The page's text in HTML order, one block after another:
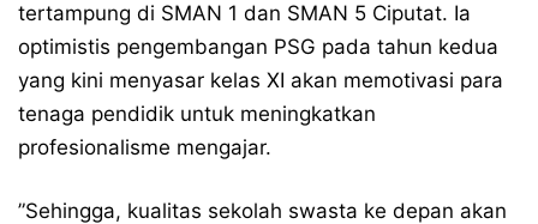
tertampung di SMAN 1 dan SMAN 5 Ciputat. Ia
optimistis pengembangan PSG pada tahun kedua
yang kini menyasar kelas XI akan memotivasi para
tenaga pendidik untuk meningkatkan
profesionalisme mengajar.
​”Sehingga, kualitas sekolah swasta ke depan akan